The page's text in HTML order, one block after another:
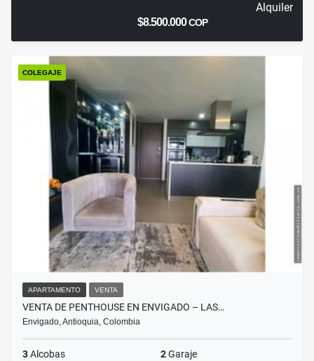
Alquiler
$8.500.000COP
COLEGAJE
APARTAMENTO VENTA
VENTA DE PENTHOUSE EN ENVIGADO – LAS…
Envigado, Antioquia, Colombia
3Alcobas 2Garaje